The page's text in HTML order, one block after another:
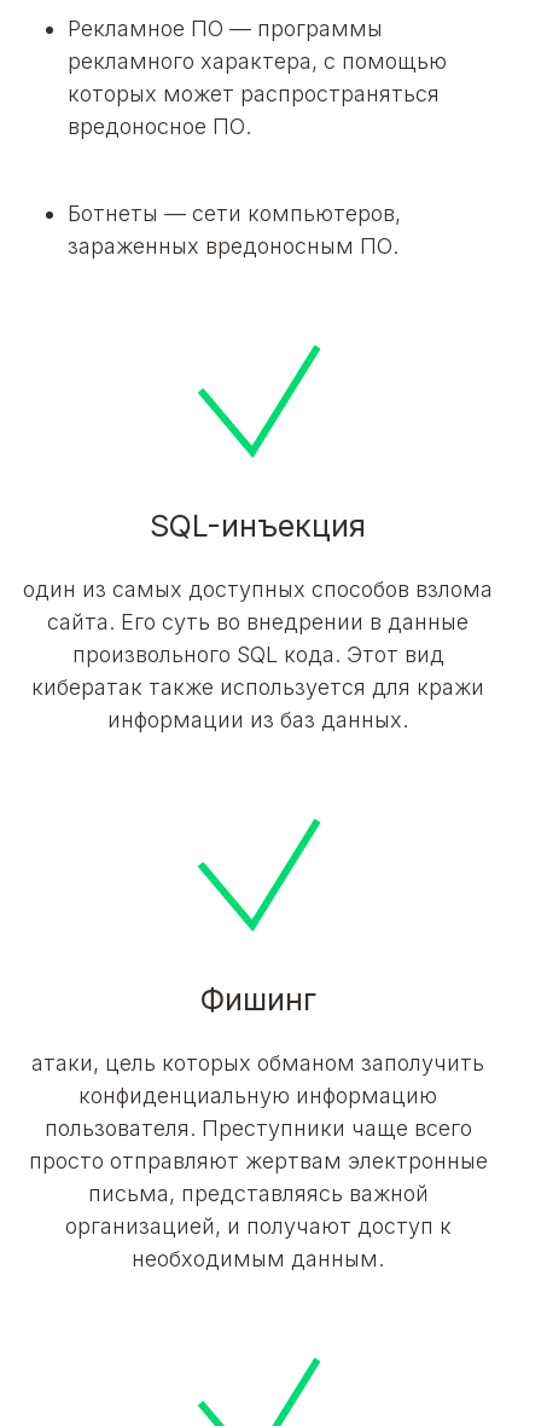
Рекламное ПО — программы
рекламного характера, с помощью
которых может распространяться
вредоносное ПО.
Ботнеты — сети компьютеров,
зараженных вредоносным ПО.
SQL-инъекция
один из самых доступных способов взлома
сайта. Его суть во внедрении в данные
произвольного SQL кода. Этот вид
кибератак также используется для кражи
информации из баз данных.
Фишинг
атаки, цель которых обманом заполучить
конфиденциальную информацию
пользователя. Преступники чаще всего
просто отправляют жертвам электронные
письма, представляясь важной
организацией, и получают доступ к
необходимым данным.